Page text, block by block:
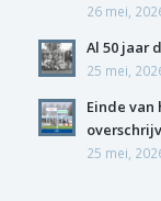
26 mei,
Al 50 jaar
25 mei,
Einde van
25 mei,